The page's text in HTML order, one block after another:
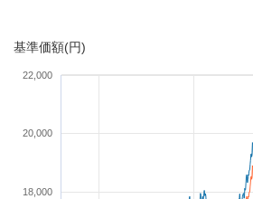
基準価額(円)
20,000
18,000
22,000